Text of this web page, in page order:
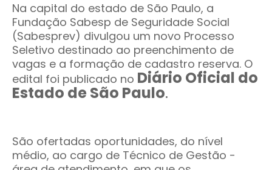
Na capital do estado de São Paulo, a
Fundação Sabesp de Seguridade Social
(Sabesprev) divulgou um novo Processo
Seletivo destinado ao preenchimento de
vagas e a formação de cadastro reserva. O
edital foi publicado no Diário Oficial do
Estado de São Paulo.
São ofertadas oportunidades, do nível
médio, ao cargo de Técnico de Gestão -